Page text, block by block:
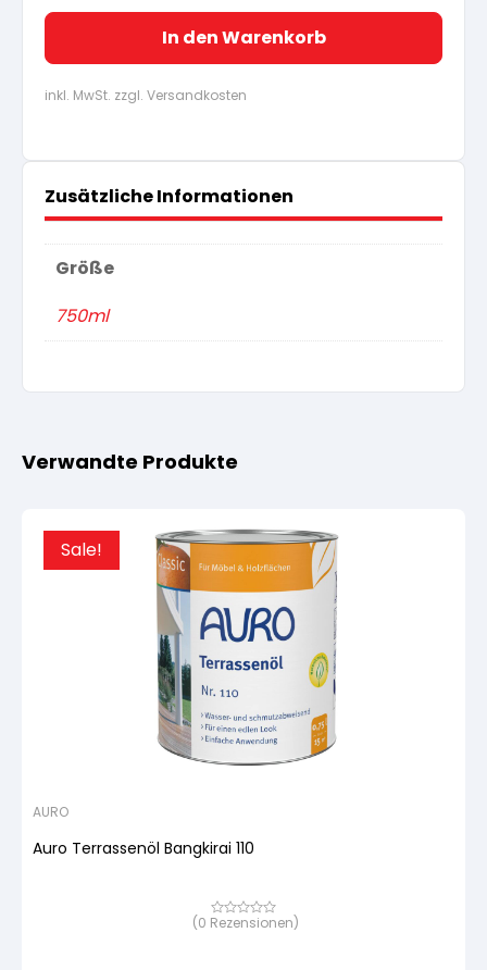
In den Warenkorb
inkl. MwSt. zzgl. Versandkosten
Zusätzliche Informationen
Größe
750ml
Verwandte Produkte
Sale!
AURO
Auro Terrassenöl Bangkirai 110
Bewertet
(0 Rezensionen)